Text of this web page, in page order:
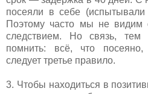
посеяли в себе
Поэтому часто мы не видим
следствием. Но связь,
помнить: всё, что
следует третье правило.
3. Чтобы находиться в